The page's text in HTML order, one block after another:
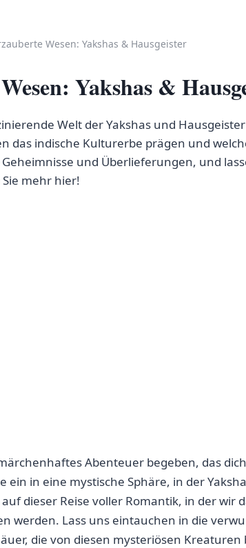
Wesen: Yakshas & Hausgeister
Yakshas &
Welt der Yakshas und
das indische Kulturerbe prägen und
und Überlieferungen, und
mehr hier!
Abenteuer begeben, das
ein in eine mystische Sphäre, in der
​dieser Reise voller Romantik, in‌ der wir
werden. Lass uns eintauchen in die
die von diesen mysteriösen